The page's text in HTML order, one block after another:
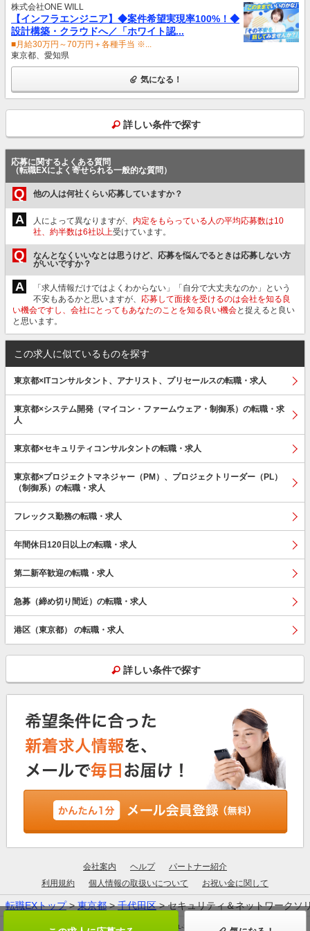
株式会社ONE WILL
【インフラエンジニア】◆案件希望実現率100%！◆
設計構築・クラウドへ／「ホワイト認...
■月給30万円～70万円＋各種手当 ※...
東京都、愛知県
気になる！
詳しい条件で探す
応募に関するよくある質問
（転職EXによく寄せられる一般的な質問）
Q 他の人は何社くらい応募していますか？
A 人によって異なりますが、 内定をもらっている人の平均応募数は10
社、約半数は6社以上受けています。
Q
なんとなくいいなとは思うけど、応募を悩んでるときは応募しない方
がいいですか？
A
「求人情報だけではよくわからない」「自分で大丈夫なのか」という
不安もあるかと思いますが、 応募して面接を受けるのは会社を知る良
い機会ですし、会社にとってもあなたのことを知る良い機会と捉えると良い
と思います。
この求人に似ているものを探す
東京都×ITコンサルタント、アナリスト、プリセールスの転職・求人
東京都×システム開発（マイコン・ファームウェア・制御系）の転職・求
人
東京都×セキュリティコンサルタントの転職・求人
東京都×プロジェクトマネジャー（PM）、プロジェクトリーダー（PL）
（制御系）の転職・求人
フレックス勤務の転職・求人
年間休日120日以上の転職・求人
第二新卒歓迎の転職・求人
急募（締め切り間近）の転職・求人
港区（東京都） の転職・求人
詳しい条件で探す
会社案内 ヘルプ
パートナー紹介
利用規約
個人情報の取扱いについて お祝い金に関して
転職EXトップ>東京都>千代田区> セキュリティ＆ネットワークソ
厚生労働大臣許可：13-ユ-305190